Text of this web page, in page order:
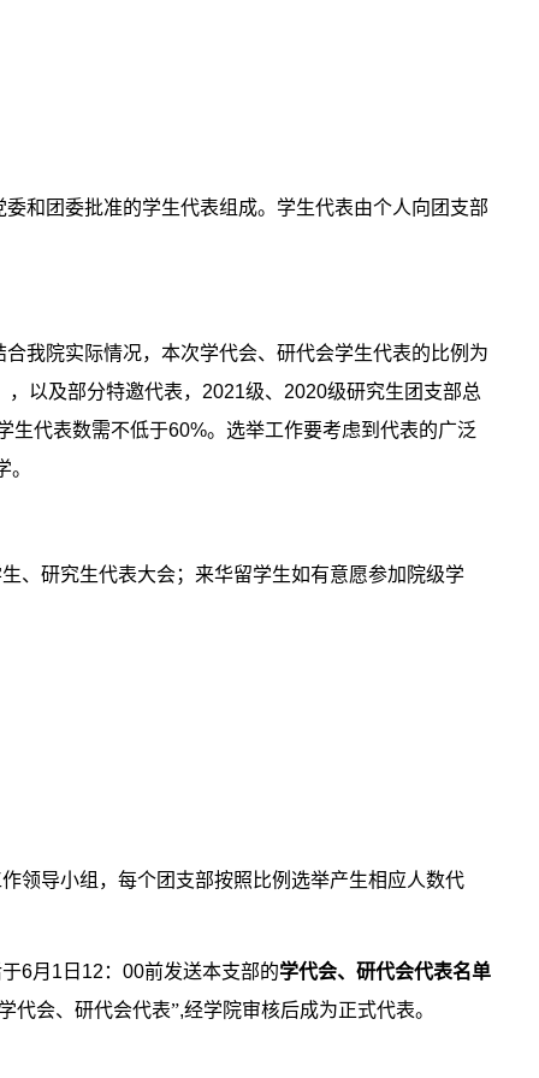
和团委批准的学生代表组成。学生代表由个人向团支部
我院实际情况，本次学代会、研代会学生代表的比例为
，以及部分特邀代表， 2021级、 2020级研究生团支部总
生代表数需不低于60%。选举工作要考虑到代表的广泛
、研究生代表大会；来华留学生如有意愿参加院级学
领导小组，每个团支部按照比例选举产生相应人数代
6月 1 日 12 ： 00前发送本支部的学代会、研代会代表名单
学代会、研代会代表”,经学院审核后成为正式代表。